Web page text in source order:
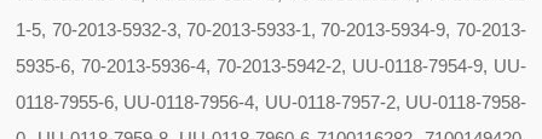
1-5, 70-2013-5932-3, 70-2013-5933-1, 70-2013-5934-9, 70-2013-
5935-6, 70-2013-5936-4, 70-2013-5942-2, UU-0118-7954-9, UU-
0118-7955-6, UU-0118-7956-4, UU-0118-7957-2, UU-0118-7958-